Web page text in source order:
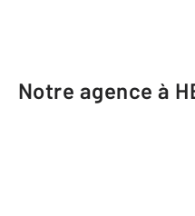
Notre agence à